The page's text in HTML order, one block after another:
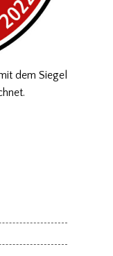
dem Siegel